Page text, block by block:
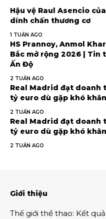
Hậu vệ Raul Asencio
dính chấn thương cơ
1 TUẦN AGO
HS Prannoy, Anmol
Bắc mở rộng 2026 | Tin
Ấn Độ
2 TUẦN AGO
Real Madrid đạt doanh
tỷ euro dù gặp khó khăn
2 TUẦN AGO
Real Madrid đạt doanh
tỷ euro dù gặp khó khăn
2 TUẦN AGO
Giới thiệu
Thế giới thể thao: Kết